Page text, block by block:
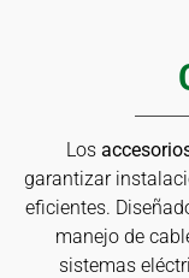
Los
garantizar
eficientes.
manejo de
sistemas